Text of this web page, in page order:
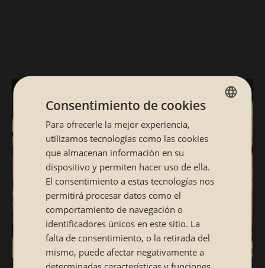
PEDIR SUSHI A DOMICILIO
EN OVIEDO
Si tienes ganas de probar el mejor japonés a
domicilio en Oviedo, estás de suerte. En
Sibuya queremos compartir contigo una
experiencia única para disfrutar de nuestra
comida japonesa a domicilio. Prueba el sushi
CATALÁN
Consentimiento de cookies
Para ofrecerle la mejor experiencia,
utilizamos tecnologías como las cookies
que almacenan información en su
dispositivo y permiten hacer uso de ella.
El consentimiento a estas tecnologías nos
permitirá procesar datos como el
comportamiento de navegación o
identificadores únicos en este sitio. La
falta de consentimiento, o la retirada del
mismo, puede afectar negativamente a